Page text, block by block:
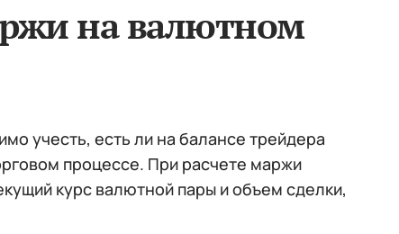
на валютном
учесть, есть ли на балансе трейдера
процессе. При расчете маржи
курс валютной пары и объем сделки,